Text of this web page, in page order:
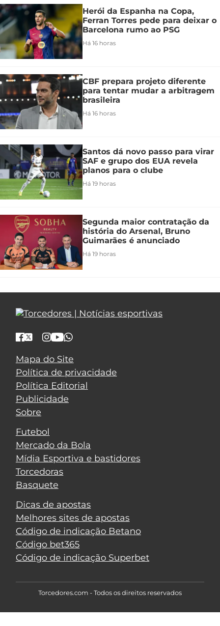
Herói da Espanha na Copa,
Ferran Torres pede para deixar o
Barcelona rumo ao PSG
Há 16 horas
CBF prepara projeto diferente
para tentar mudar a arbitragem
brasileira
Há 16 horas
Santos dá novo passo para virar
SAF e grupo dos EUA revela
planos para o clube
Há 19 horas
Segunda maior contratação da
história do Arsenal, Bruno
Guimarães é anunciado
Há 19 horas
Mapa do Site
Política de privacidade
Política Editorial
Publicidade
Sobre
Futebol
Mercado da Bola
Mídia Esportiva e bastidores
Torcedoras
Basquete
Dicas de apostas
Melhores sites de apostas
Código de indicação Betano
Código bet365
Código de indicação Superbet
Torcedores.com - Todos os direitos reservados